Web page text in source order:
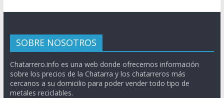
SOBRE NOSOTROS
Chatarrero.info es una web donde ofrecemos información
sobre los precios de la Chatarra y los chatarreros más
cercanos a su domicilio para poder vender todo tipo de
metales reciclables.